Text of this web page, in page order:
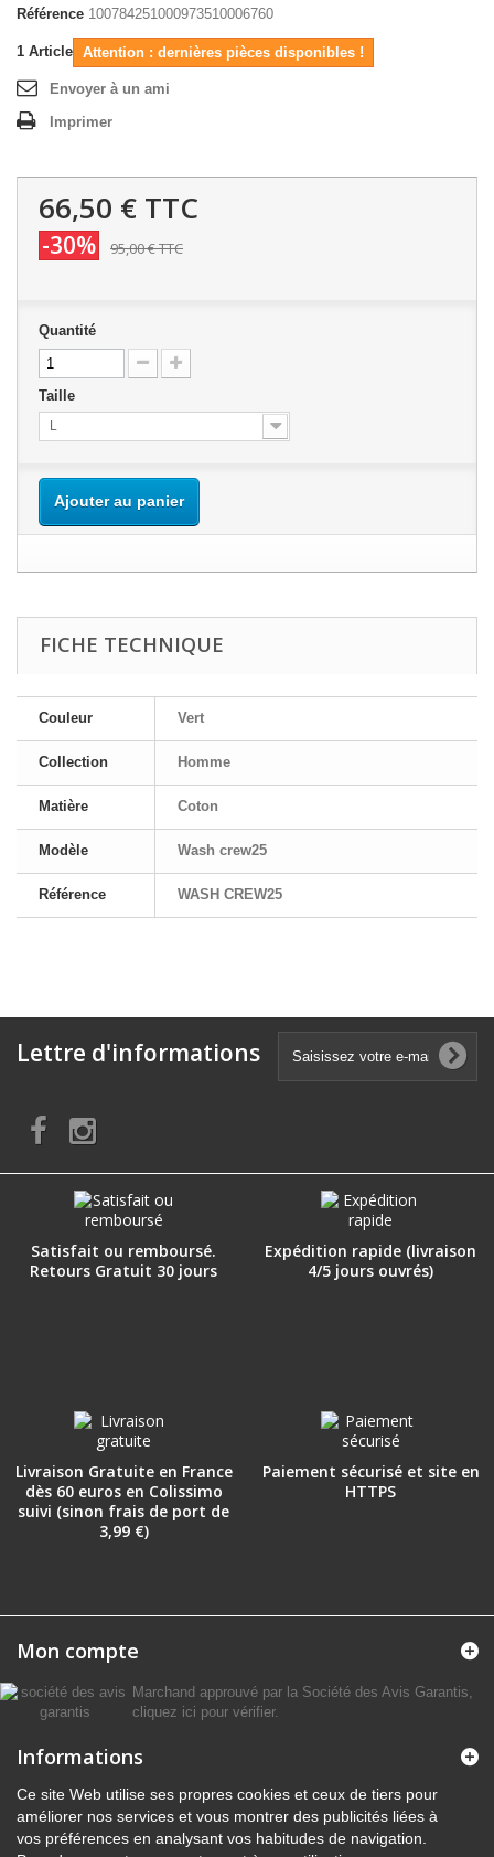
Référence 100784251000973510006760
1 Article Attention : dernières pièces disponibles !
Envoyer à un ami
Imprimer
66,50 € TTC
-30% 95,00 €TTC
Quantité
Taille
L
Ajouter au panier
FICHE TECHNIQUE
Couleur Vert
Collection Homme
Matière Coton
Modèle Wash crew25
Référence WASH CREW25
Lettre d'informations
Satisfait ou remboursé.
Retours Gratuit 30 jours
Expédition rapide (livraison
4/5 jours ouvrés)
Livraison Gratuite en France
dès 60 euros en Colissimo
suivi (sinon frais de port de
3,99 €)
Paiement sécurisé et site en
HTTPS
Mon compte
Marchand approuvé par la Société des Avis Garantis,
cliquez ici pour vérifier.
Informations
Ce site Web utilise ses propres cookies et ceux de tiers pour
améliorer nos services et vous montrer des publicités liées à
vos préférences en analysant vos habitudes de navigation.